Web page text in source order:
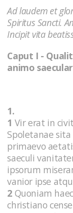
Ad laudem et
Spiritus Sancti.
Incipit vita
Caput I -
animo
1.
1 Vir erat in
Spoletanae sita
primaevo
saeculi
ipsorum
vanior ipse
2 Quoniam
christiano